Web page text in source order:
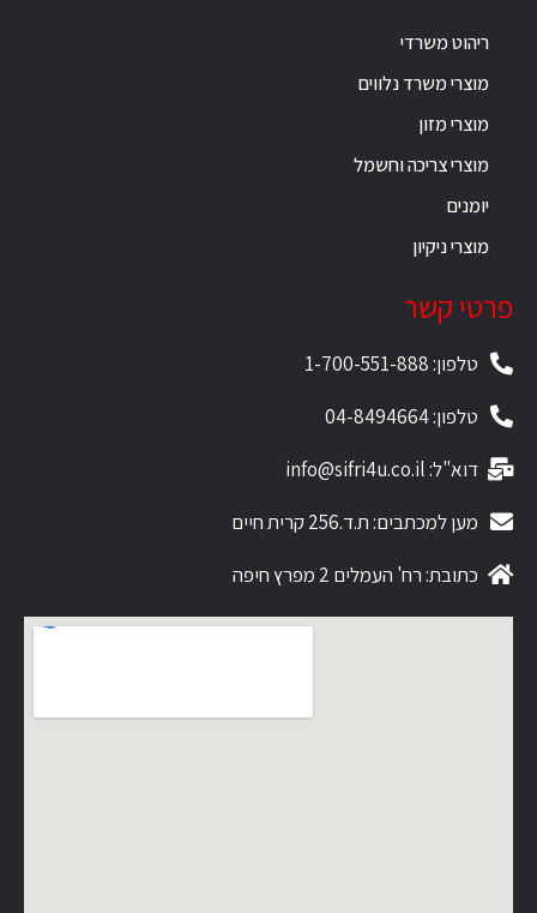
ריהוט משרדי
מוצרי משרד נלווים
מוצרי מזון
מוצרי צריכה וחשמל
יומנים
מוצרי ניקיון
פרטי קשר
טלפון: 1-700-551-888
טלפון: 04-8494664
דוא"ל: info@sifri4u.co.il
מען למכתבים: ת.ד.256 קרית חיים
כתובת: רח' העמלים 2 מפרץ חיפה